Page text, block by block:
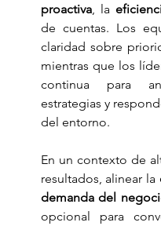
proactiva, la
de cuentas. Los
claridad sobre
mientras que los
continua para
estrategias y
del entorno.
En un contexto de
resultados, alinear la
demanda del
opcional para